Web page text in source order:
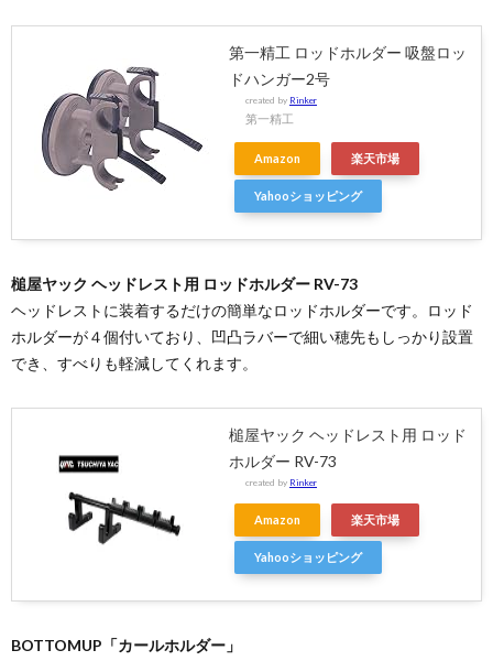
第一精工 ロッドホルダー 吸盤ロッ
ドハンガー2号
created by Rinker
第一精工
Amazon 楽天市場
Yahooショッピング
槌屋ヤック ヘッドレスト用 ロッドホルダー RV-73
ヘッドレストに装着するだけの簡単なロッドホルダーです。ロッド
ホルダーが４個付いており、凹凸ラバーで細い穂先もしっかり設置
でき、すべりも軽減してくれます。
槌屋ヤック ヘッドレスト用 ロッド
ホルダー RV-73
created by Rinker
Amazon 楽天市場
Yahooショッピング
BOTTOMUP「カールホルダー」